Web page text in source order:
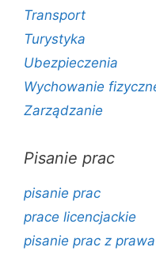
Transport
Turystyka
Ubezpieczenia
Wychowanie
Zarządzanie
Pisanie prac
pisanie prac
prace licencjackie
pisanie prac z prawa